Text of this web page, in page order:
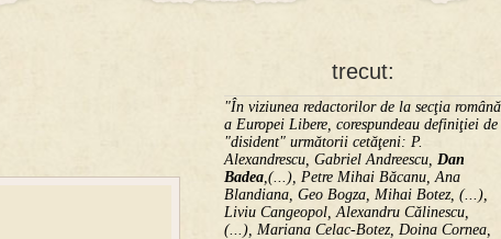
trecut:
"În viziunea redactorilor de la secţia română
a Europei Libere, corespundeau definiţiei de
"disident" următorii ce­tă­ţeni: P.
Alexandrescu, Gabriel Andreescu, Dan
Badea,(...), Petre Mihai Băcanu, Ana
Blandiana, Geo Bogza, Mihai Botez, (...),
Liviu Cangeopol, Alexandru Călinescu,
(...), Mariana Celac-Botez, Doina Cornea,